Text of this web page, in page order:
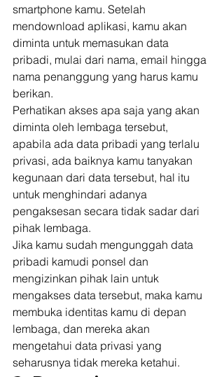
smartphone kamu. Setelah
mendownload aplikasi, kamu akan
diminta untuk memasukan data
pribadi, mulai dari nama, email hingga
nama penanggung yang harus kamu
berikan.
Perhatikan akses apa saja yang akan
diminta oleh lembaga tersebut,
apabila ada data pribadi yang terlalu
privasi, ada baiknya kamu tanyakan
kegunaan dari data tersebut, hal itu
untuk menghindari adanya
pengaksesan secara tidak sadar dari
pihak lembaga.
Jika kamu sudah mengunggah data
pribadi kamudi ponsel dan
mengizinkan pihak lain untuk
mengakses data tersebut, maka kamu
membuka identitas kamu di depan
lembaga, dan mereka akan
mengetahui data privasi yang
seharusnya tidak mereka ketahui.